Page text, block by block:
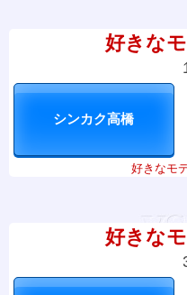
好きな
好きなモ
好きな